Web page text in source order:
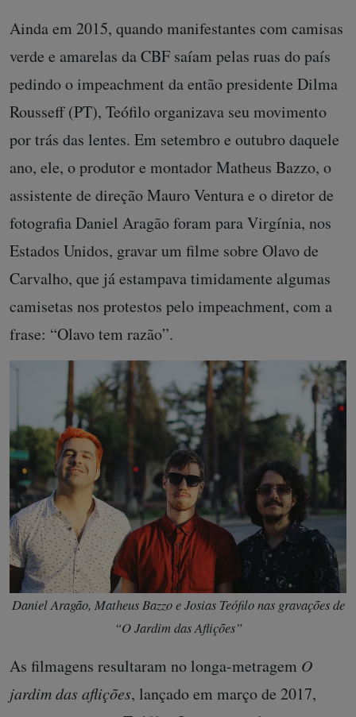
Ainda em 2015, quando manifestantes com camisas
verde e amarelas da CBF saíam pelas ruas do país
pedindo o impeachment da então presidente Dilma
Rousseff (PT), Teófilo organizava seu movimento
por trás das lentes. Em setembro e outubro daquele
ano, ele, o produtor e montador Matheus Bazzo, o
assistente de direção Mauro Ventura e o diretor de
fotografia Daniel Aragão foram para Virgínia, nos
Estados Unidos, gravar um filme sobre Olavo de
Carvalho, que já estampava timidamente algumas
camisetas nos protestos pelo impeachment, com a
frase: “Olavo tem razão”.
Daniel Aragão, Matheus Bazzo e Josias Teófilo nas gravações de
“O Jardim das Aflições”
As filmagens resultaram no longa-metragem O
jardim das aflições, lançado em março de 2017,